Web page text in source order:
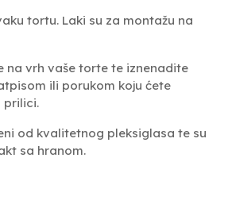
tortu. Laki su za montažu na
na vrh vaše torte te iznenadite
ili porukom koju ćete
prilici.
od kvalitetnog pleksiglasa te su
sa hranom.